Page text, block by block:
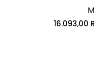
16.093,00